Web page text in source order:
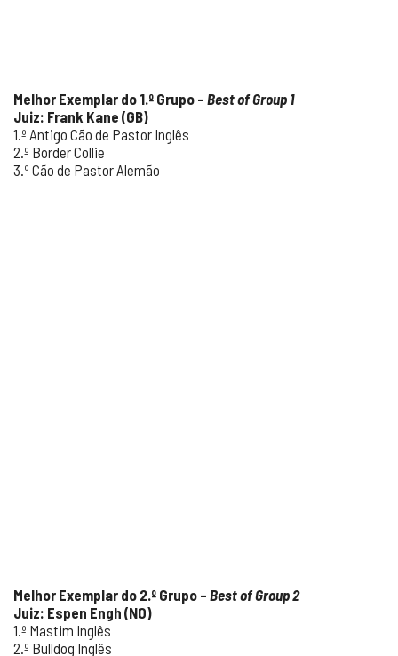
Melhor Exemplar do 1.º Grupo – Best of Group 1
Juiz: Frank Kane (GB)
1.º Antigo Cão de Pastor Inglês
2.º Border Collie
3.º Cão de Pastor Alemão
Melhor Exemplar do 2.º Grupo – Best of Group 2
Juiz: Espen Engh (NO)
1.º Mastim Inglês
2.º Bulldog Inglês